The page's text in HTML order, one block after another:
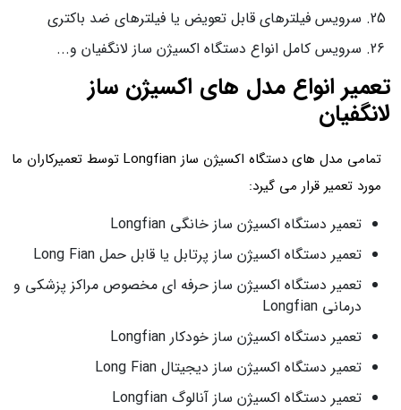
سرویس فیلترهای قابل تعویض یا فیلترهای ضد باکتری
سرویس کامل انواع دستگاه اکسیژن ساز لانگفیان و...
تعمیر انواع مدل های اکسیژن ساز
لانگفیان
تمامی مدل های دستگاه اکسیژن ساز Longfian توسط تعمیرکاران ما
مورد تعمیر قرار می گیرد:
تعمیر دستگاه اکسیژن ساز خانگی Longfian
تعمیر دستگاه اکسیژن ساز پرتابل یا قابل حمل Long Fian
تعمیر دستگاه اکسیژن ساز حرفه ای مخصوص مراکز پزشکی و
درمانی Longfian
تعمیر دستگاه اکسیژن ساز خودکار Longfian
تعمیر دستگاه اکسیژن ساز دیجیتال Long Fian
تعمیر دستگاه اکسیژن ساز آنالوگ Longfian